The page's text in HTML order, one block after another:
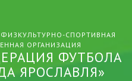
СПОРТИВНАЯ
ОРГАНИЗАЦИЯ
ФУТБОЛА
ЯРОСЛАВЛЯ»